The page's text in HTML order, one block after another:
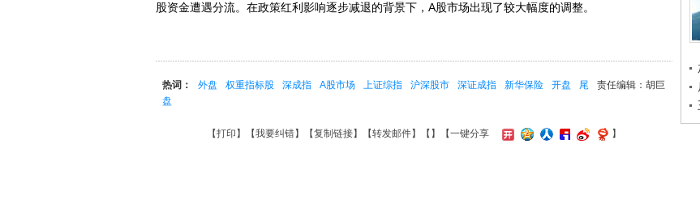
股资金遭遇分流。在政策红利影响逐步减退的背景下，A股市场出现了较大幅度的调整。
责任编辑：胡巨
热词： 外盘 权重指标股 深成指 A股市场 上证综指 沪深股市 深证成指 新华保险 开盘
尾
盘
【打印 】【我要纠错】【复制链接】【转发邮件】【 】 【一键分享 】